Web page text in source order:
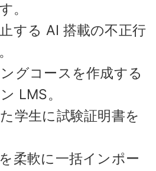
。
する AI 搭載の不正行
グコースを作成する
LMS。
学生に試験証明書を
柔軟に一括インポー